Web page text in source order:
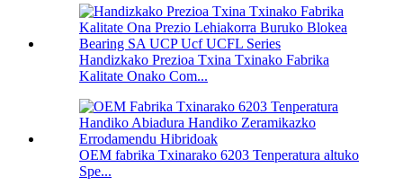
Handizkako Prezioa Txina Txinako Fabrika
Kalitate Onako Com...
OEM fabrika Txinarako 6203 Tenperatura altuko
Spe...